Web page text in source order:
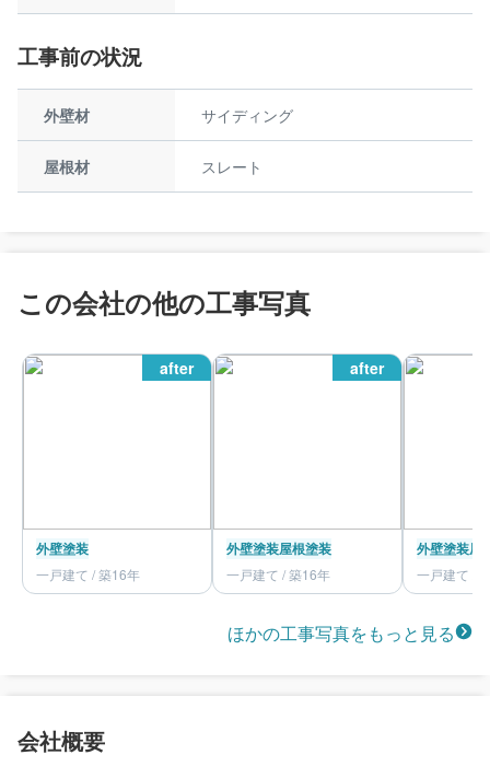
工事前の状況
外壁材 サイディング
屋根材 スレート
この会社の他の工事写真
after
外壁塗装
一戸建て / 築16年
after
外壁塗装屋根塗装
一戸建て / 築16年
外壁塗装屋
一戸建て /
ほかの工事写真をもっと見る
会社概要